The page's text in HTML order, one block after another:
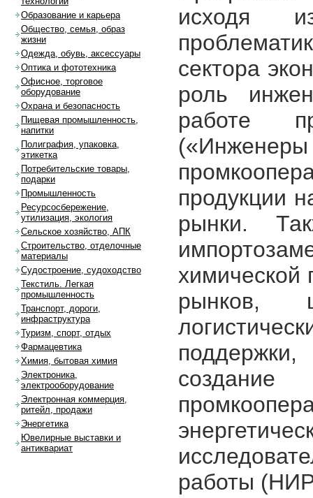
исходя
сектора
роль
работе
продукции
рынки.
рынков,
работы
Образование и карьера
Общество, семья, образ
жизни
Одежда, обувь, аксессуары
Оптика и фототехника
Офисное, торговое
оборудование
Охрана и безопасность
Пищевая промышленность,
напитки
Полиграфия, упаковка,
этикетка
Потребительские товары,
подарки
Промышленность
Ресурсосбережение,
утилизация, экология
Сельское хозяйство, АПК
Строительство, отделочные
материалы
Судостроение, судоходство
Текстиль. Легкая
промышленность
Транспорт, дороги,
инфраструктура
Туризм, спорт, отдых
Фармацевтика
Химия, бытовая химия
Электроника,
электрооборудование
Электронная коммерция,
ритейл, продажи
Энергетика
Ювелирные выставки и
антиквариат